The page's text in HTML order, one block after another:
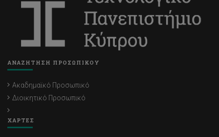
ΑΝΑΖΗΤΗΣΗ ΠΡΟΣΩΠΙΚΟΥ
Ακαδημαϊκό Προσωπικό
Διοικητικό Προσωπικό
ΧΑΡΤΕΣ